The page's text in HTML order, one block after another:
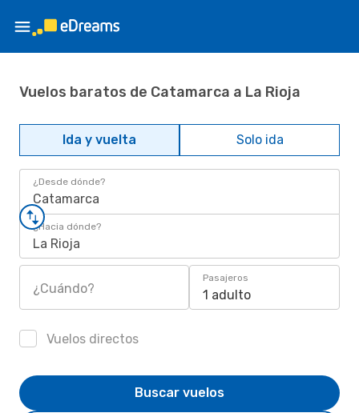
Vuelos baratos de Catamarca a La Rioja
Ida y vuelta Solo ida
¿Desde dónde?
Catamarca
¿Hacia dónde?
La Rioja
¿Cuándo?
Pasajeros
1 adulto
Vuelos directos
Buscar vuelos